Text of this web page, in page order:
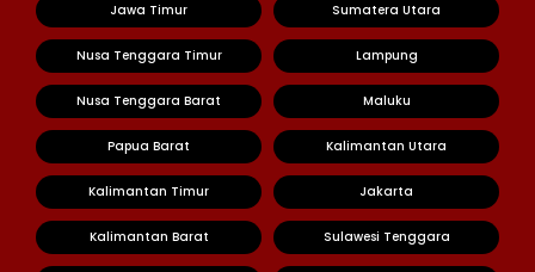
Jawa Timur Sumatera Utara
Nusa Tenggara Timur Lampung
Nusa Tenggara Barat Maluku
Papua Barat Kalimantan Utara
Kalimantan Timur Jakarta
Kalimantan Barat Sulawesi Tenggara